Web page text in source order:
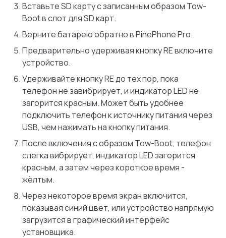
Вставьте SD карту с записанным образом Tow-
Boot в слот для SD карт.
Верните батарею обратно в PinePhone Pro.
Предварительно удерживая кнопку RE включите
устройство.
Удерживайте кнопку RE до тех пор, пока
телефон не завибрирует, и индикатор LED не
загорится красным. Может быть удобнее
подключить телефон к источнику питания через
USB, чем нажимать на кнопку питания.
После включения с образом Tow-Boot, телефон
слегка вибрирует, индикатор LED загорится
красным, а затем через короткое время -
жёлтым.
Через некоторое время экран включится,
показывая синий цвет, или устройство напрямую
загрузится в графический интерфейс
установщика.